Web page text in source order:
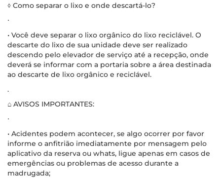
◊ Como separar o lixo e onde descartá-lo?
∙
• Você deve separar o lixo orgânico do lixo reciclável. O
descarte do lixo de sua unidade deve ser realizado
descendo pelo elevador de serviço até a recepção, onde
deverá se informar com a portaria sobre a área destinada
ao descarte de lixo orgânico e reciclável.
.
⌂ AVISOS IMPORTANTES:
∙
• Acidentes podem acontecer, se algo ocorrer por favor
informe o anfitrião imediatamente por mensagem pelo
aplicativo da reserva ou whats, ligue apenas em casos de
emergências ou problemas de acesso durante a
madrugada;